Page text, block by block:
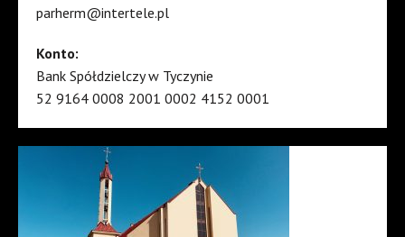
parherm@intertele.pl
Konto:
Bank Spółdzielczy w Tyczynie
52 9164 0008 2001 0002 4152 0001